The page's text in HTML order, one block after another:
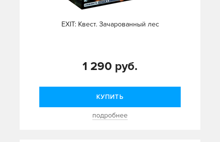
EXIT: Квест. Зачарованный лес
1 290 руб.
КУПИТЬ
подробнее